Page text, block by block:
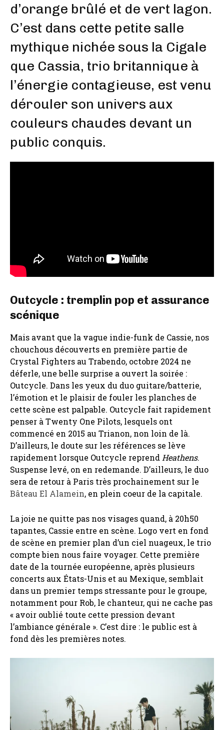
d’orange brûlé et de vert lagon.
C’est dans cette petite salle
mythique nichée sous la Cigale
que Cassia, trio britannique à
l’énergie contagieuse, est venu
dérouler son univers aux
couleurs chaudes devant un
public conquis.
Outcycle : tremplin pop et assurance
scénique
Mais avant que la vague indie-funk de Cassie, nos
chouchous découverts en première partie de
Crystal Fighters au Trabendo, octobre 2024 ne
déferle, une belle surprise a ouvert la soirée :
Outcycle. Dans les yeux du duo guitare/batterie,
l’émotion et le plaisir de fouler les planches de
cette scène est palpable. Outcycle fait rapidement
penser à Twenty One Pilots, lesquels ont
commencé en 2015 au Trianon, non loin de là.
D’ailleurs, le doute sur les références se lève
rapidement lorsque Outcycle reprendHeathens.
Suspense levé, on en redemande. D’ailleurs, le duo
sera de retour à Paris très prochainement sur le
Bâteau El Alamein, en plein coeur de la capitale.
La joie ne quitte pas nos visages quand, à 20h50
tapantes, Cassie entre en scène. Logo vert en fond
de scène en premier plan d’un ciel nuageux, le trio
compte bien nous faire voyager. Cette première
date de la tournée européenne, après plusieurs
concerts aux États-Unis et au Mexique, semblait
dans un premier temps stressante pour le groupe,
notamment pour Rob, le chanteur, qui ne cache pas
« avoir oublié toute cette pression devant
l’ambiance générale ». C’est dire : le public est à
fond dès les premières notes.